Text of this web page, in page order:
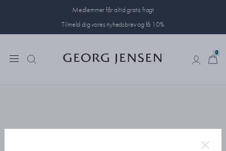
Medlemmer får altid gratis fragt
Tilmeld dig vores nyhedsbrev og få 10%
0